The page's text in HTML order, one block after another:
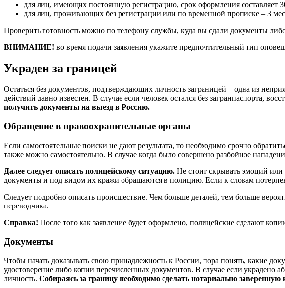
для лиц, имеющих постоянную регистрацию, срок оформления составляет
для лиц, проживающих без регистрации или по временной прописке – 3
Проверить готовность можно по телефону службы, куда вы сдали документы
ВНИМАНИЕ! во время подачи заявления укажите предпочтительный тип
Украден за границей
Остаться без документов, подтверждающих личность заграницей – одна из
действий давно известен. В случае если человек остался без загранпаспорта,
получить документы на выезд в Россию.
Обращение в правоохранительные органы
Если самостоятельные поиски не дают результата, то необходимо срочно
также можно самостоятельно. В случае когда было совершено разбойное
Далее следует описать полицейскому ситуацию. Не стоит скрывать эмоций
документы и под видом их кражи обращаются в полицию. Если к словам
Следует подробно описать происшествие. Чем больше деталей, тем больше
переводчика.
Справка! После того как заявление будет оформлено, полицейские сделают
Документы
Чтобы начать доказывать свою принадлежность к России, пора понять, какие
удостоверение либо копии перечисленных документов. В случае если украдено
личность. Собираясь за границу необходимо сделать нотариально